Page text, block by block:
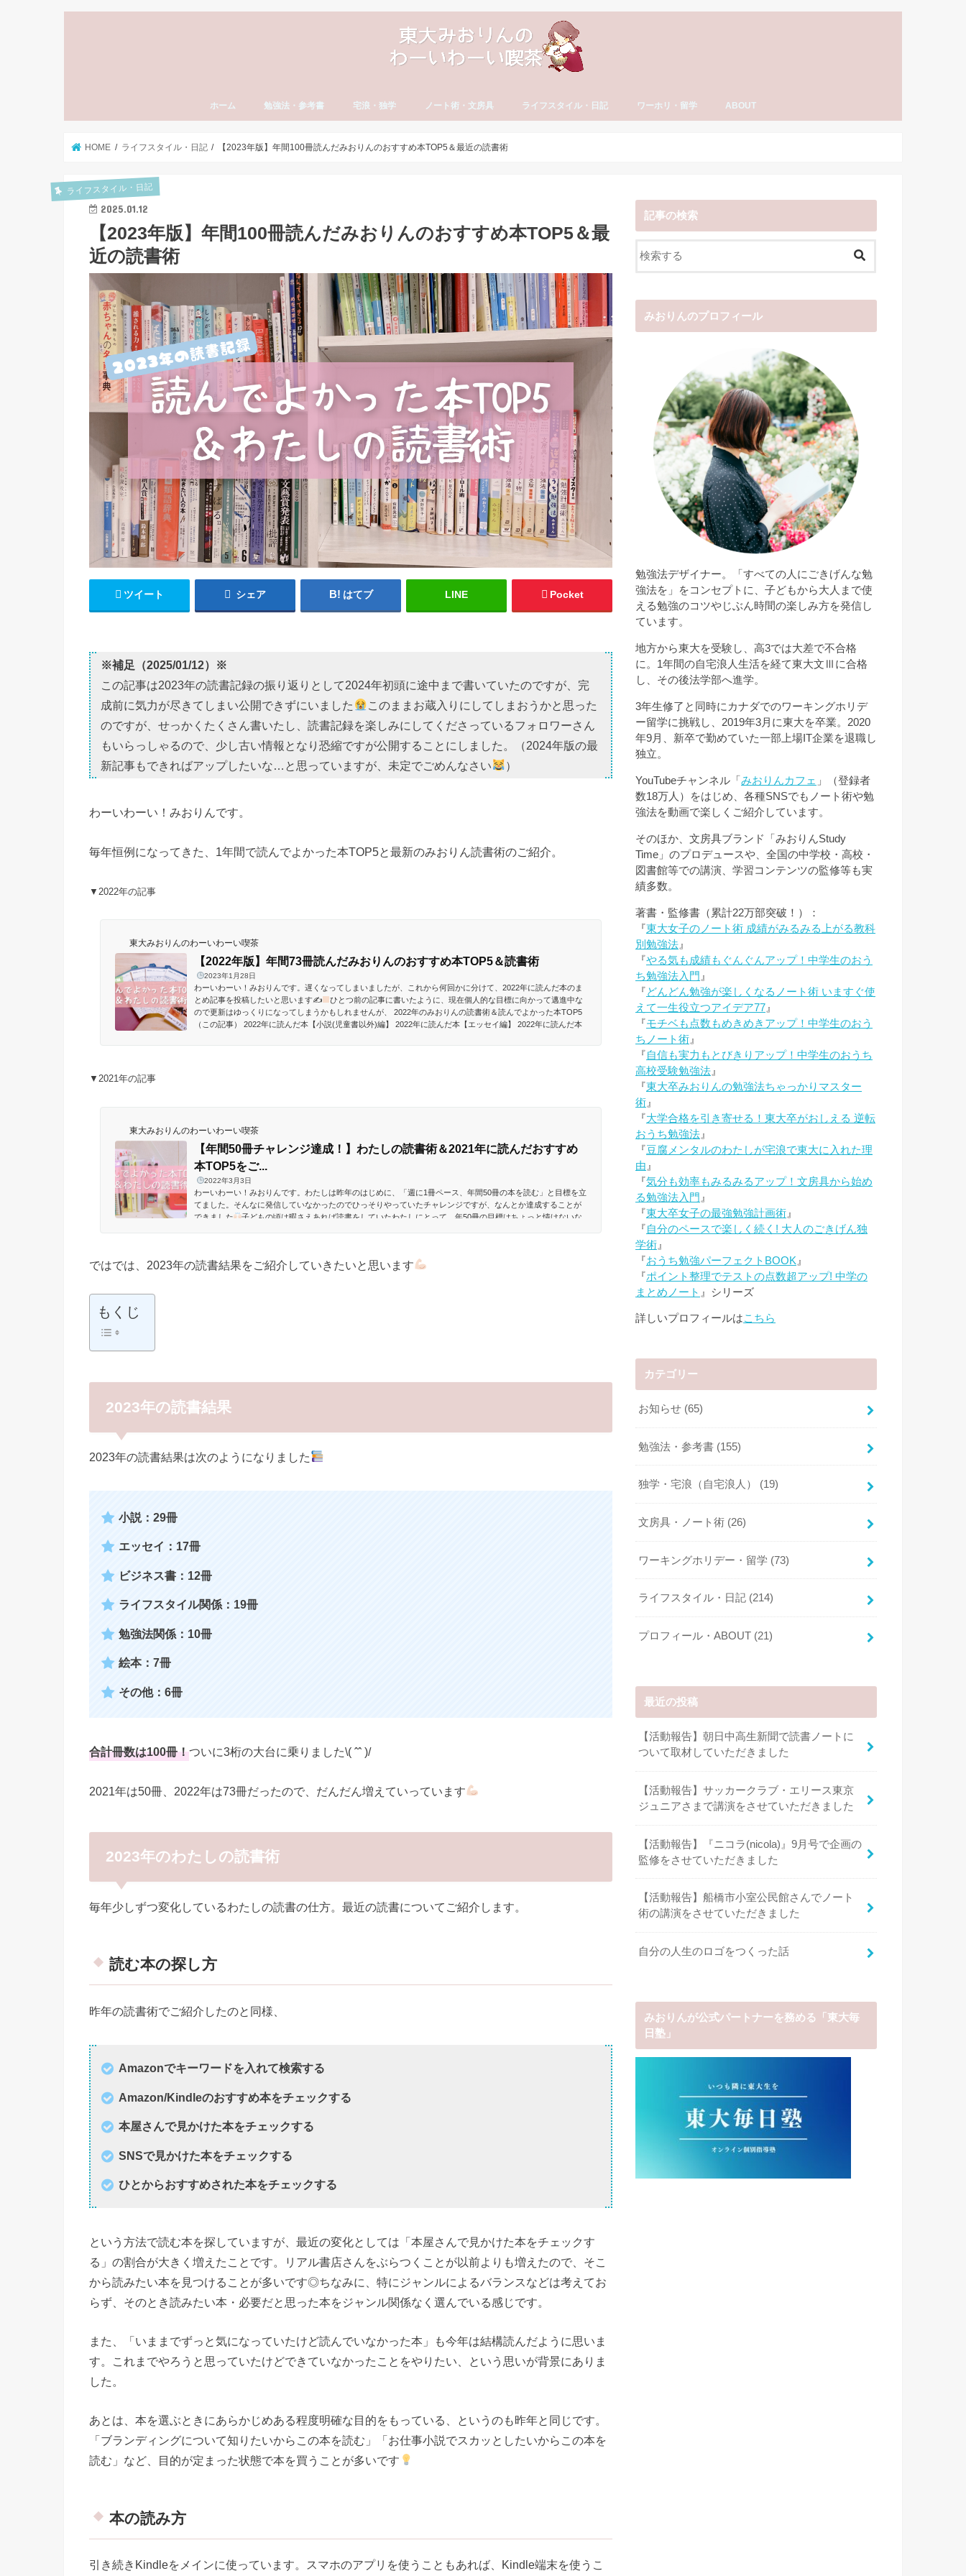
ホーム 勉強法・参考書 宅浪・独学 ノート術・文房具 ライフスタイル・日記 ワーホリ・留学 ABOUT
HOME ライフスタイル・日記 【2023年版】年間100冊読んだみおりんのおすすめ本TOP5＆最近の読書術
ライフスタイル・日記
2025.01.12
【2023年版】年間100冊読んだみおりんのおすすめ本TOP5＆最
近の読書術
ツイート シェア はてブ LINE Pocket
※補足（2025/01/12）※
この記事は2023年の読書記録の振り返りとして2024年初頭に途中まで書いていたのですが、完
成前に気力が尽きてしまい公開できずにいました
このままお蔵入りにしてしまおうかと思った
のですが、せっかくたくさん書いたし、読書記録を楽しみにしてくださっているフォロワーさん
もいらっしゃるので、少し古い情報となり恐縮ですが公開することにしました。（2024年版の最
新記事もできればアップしたいな…と思っていますが、未定でごめんなさい
）
わーいわーい！みおりんです。
毎年恒例になってきた、1年間で読んでよかった本TOP5と最新のみおりん読書術のご紹介。
▼2022年の記事
東大みおりんのわーいわーい喫茶
【2022年版】年間73冊読んだみおりんのおすすめ本TOP5＆読書術
2023年1月28日
わーいわーい！みおりんです。遅くなってしまいましたが、これから何回かに分けて、2022年に読んだ本のま
とめ記事を投稿したいと思います✍
ひとつ前の記事に書いたように、現在個人的な目標に向かって邁進中な
ので更新はゆっくりになってしまうかもしれませんが、 2022年のみおりんの読書術＆読んでよかった本TOP5
（この記事） 2022年に読んだ本【小説(児童書以外)編】 2022年に読んだ本【エッセイ編】 2022年に読んだ本
▼2021年の記事
東大みおりんのわーいわーい喫茶
【年間50冊チャレンジ達成！】わたしの読書術＆2021年に読んだおすすめ
本TOP5をご...
2022年3月3日
わーいわーい！みおりんです。わたしは昨年のはじめに、「週に1冊ペース、年間50冊の本を読む」と目標を立
てました。そんなに発信していなかったのでひっそりやっていたチャレンジですが、なんとか達成することが
できました
子どもの頃は暇さえあれば読書をしていたわたしにとって、年50冊の目標はちょっと情けないな
ではでは、2023年の読書結果をご紹介していきたいと思います
もくじ
2023年の読書結果
2023年の読書結果は次のようになりました
小説：29冊
エッセイ：17冊
ビジネス書：12冊
ライフスタイル関係：19冊
勉強法関係：10冊
絵本：7冊
その他：6冊
合計冊数は100冊！ついに3桁の大台に乗りました\( ˆˆ )/
2021年は50冊、2022年は73冊だったので、だんだん増えていっています
2023年のわたしの読書術
毎年少しずつ変化しているわたしの読書の仕方。最近の読書についてご紹介します。
読む本の探し方
昨年の読書術でご紹介したのと同様、
Amazonでキーワードを入れて検索する
Amazon/Kindleのおすすめ本をチェックする
本屋さんで見かけた本をチェックする
SNSで見かけた本をチェックする
ひとからおすすめされた本をチェックする
という方法で読む本を探していますが、最近の変化としては「本屋さんで見かけた本をチェックす
る」の割合が大きく増えたことです。リアル書店さんをぶらつくことが以前よりも増えたので、そこ
から読みたい本を見つけることが多いです◎ちなみに、特にジャンルによるバランスなどは考えてお
らず、そのとき読みたい本・必要だと思った本をジャンル関係なく選んでいる感じです。
また、「いままでずっと気になっていたけど読んでいなかった本」も今年は結構読んだように思いま
す。これまでやろうと思っていたけどできていなかったことをやりたい、という思いが背景にありま
した。
あとは、本を選ぶときにあらかじめある程度明確な目的をもっている、というのも昨年と同じです。
「ブランディングについて知りたいからこの本を読む」「お仕事小説でスカッとしたいからこの本を
読む」など、目的が定まった状態で本を買うことが多いです
本の読み方
引き続きKindleをメインに使っています。スマホのアプリを使うこともあれば、Kindle端末を使うこ
記事の検索
みおりんのプロフィール
勉強法デザイナー。「すべての人にごきげんな勉
強法を」をコンセプトに、子どもから大人まで使
える勉強のコツやじぶん時間の楽しみ方を発信し
ています。
地方から東大を受験し、高3では大差で不合格
に。1年間の自宅浪人生活を経て東大文Ⅲに合格
し、その後法学部へ進学。
3年生修了と同時にカナダでのワーキングホリデ
ー留学に挑戦し、2019年3月に東大を卒業。2020
年9月、新卒で勤めていた一部上場IT企業を退職し
独立。
YouTubeチャンネル「 みおりんカフェ 」（登録者
数18万人）をはじめ、各種SNSでもノート術や勉
強法を動画で楽しくご紹介しています。
そのほか、文房具ブランド「みおりんStudy
Time」のプロデュースや、全国の中学校・高校・
図書館等での講演、学習コンテンツの監修等も実
績多数。
著書・監修書（累計22万部突破！）：
『東大女子のノート術 成績がみるみる上がる教科
別勉強法 』
『やる気も成績もぐんぐんアップ！中学生のおう
ち勉強法入門 』
『どんどん勉強が楽しくなるノート術 いますぐ使
えて一生役立つアイデア77 』
『モチベも点数もめきめきアップ！中学生のおう
ちノート術 』
『自信も実力もとびきりアップ！中学生のおうち
高校受験勉強法 』
『東大卒みおりんの勉強法ちゃっかりマスター
術 』
『大学合格を引き寄せる！東大卒がおしえる 逆転
おうち勉強法 』
『豆腐メンタルのわたしが宅浪で東大に入れた理
由 』
『気分も効率もみるみるアップ！文房具から始め
る勉強法入門 』
『東大卒女子の最強勉強計画術 』
『自分のペースで楽しく続く! 大人のごきげん独
学術 』
『おうち勉強パーフェクトBOOK 』
『ポイント整理でテストの点数超アップ! 中学の
まとめノート 』シリーズ
詳しいプロフィールはこちら
カテゴリー
お知らせ (65)
勉強法・参考書 (155)
独学・宅浪（自宅浪人） (19)
文房具・ノート術 (26)
ワーキングホリデー・留学 (73)
ライフスタイル・日記 (214)
プロフィール・ABOUT (21)
最近の投稿
【活動報告】朝日中高生新聞で読書ノートに
ついて取材していただきました
【活動報告】サッカークラブ・エリース東京
ジュニアさまで講演をさせていただきました
【活動報告】『ニコラ(nicola)』9月号で企画の
監修をさせていただきました
【活動報告】船橋市小室公民館さんでノート
術の講演をさせていただきました
自分の人生のロゴをつくった話
みおりんが公式パートナーを務める「東大毎
日塾」